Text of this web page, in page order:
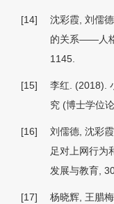
[14]
沈彩霞, 刘儒
的关系——人
1145.
[15] 李红. (2018).
究 (博士学位
[16]
刘儒德, 沈彩
足对上网行为
发展与教育,
[17]
杨晓辉, 王腊